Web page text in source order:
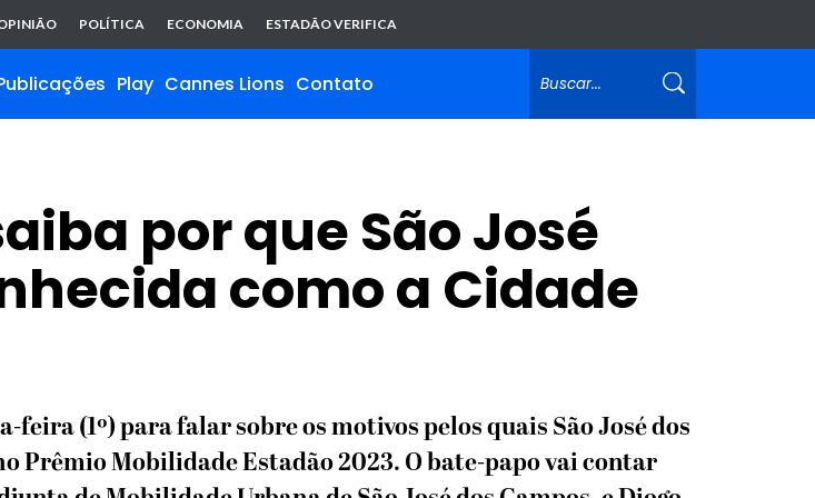
POLÍTICA ECONOMIA ESTADÃO VERIFICA
Play Cannes Lions Contato
por que São José
como a Cidade
(1º) para falar sobre os motivos pelos quais São José dos
Prêmio Mobilidade Estadão 2023. O bate-papo vai contar